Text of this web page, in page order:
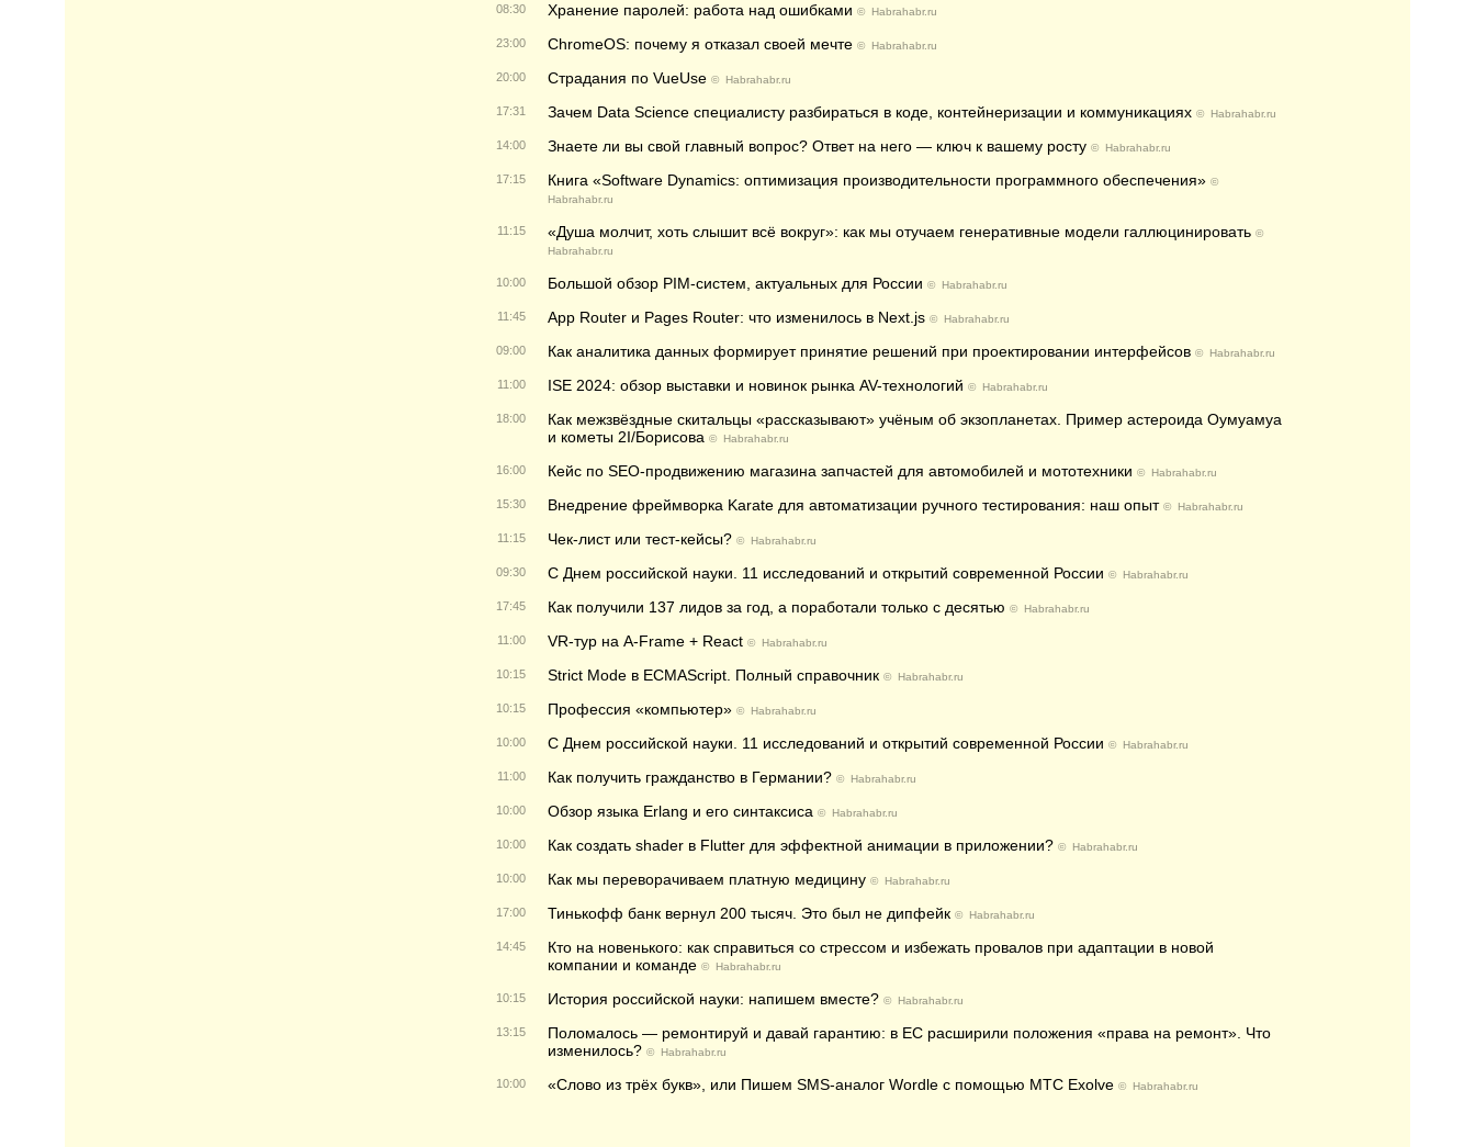
08:30 Хранение паролей: работа над ошибками © Habrahabr.ru
23:00 ChromeOS: почему я отказал своей мечте © Habrahabr.ru
20:00 Страдания по VueUse © Habrahabr.ru
17:31 Зачем Data Science специалисту разбираться в коде, контейнеризации и коммуникациях © Habrahabr.ru
14:00 Знаете ли вы свой главный вопрос? Ответ на него — ключ к вашему росту © Habrahabr.ru
17:15 Книга «Software Dynamics: оптимизация производительности программного обеспечения» ©
Habrahabr.ru
11:15 «Душа молчит, хоть слышит всё вокруг»: как мы отучаем генеративные модели галлюцинировать ©
Habrahabr.ru
10:00 Большой обзор PIM-систем, актуальных для России © Habrahabr.ru
11:45 App Router и Pages Router: что изменилось в Next.js © Habrahabr.ru
09:00 Как аналитика данных формирует принятие решений при проектировании интерфейсов © Habrahabr.ru
11:00 ISE 2024: обзор выставки и новинок рынка AV-технологий © Habrahabr.ru
18:00
Как межзвёздные скитальцы «рассказывают» учёным об экзопланетах. Пример астероида Оумуамуа
и кометы 2I/Борисова © Habrahabr.ru
16:00 Кейс по SEO-продвижению магазина запчастей для автомобилей и мототехники © Habrahabr.ru
15:30 Внедрение фреймворка Karate для автоматизации ручного тестирования: наш опыт © Habrahabr.ru
11:15 Чек-лист или тест-кейсы? © Habrahabr.ru
09:30 С Днем российской науки. 11 исследований и открытий современной России © Habrahabr.ru
17:45 Как получили 137 лидов за год, а поработали только с десятью © Habrahabr.ru
11:00 VR-тур на A-Frame + React © Habrahabr.ru
10:15 Strict Mode в ECMAScript. Полный справочник © Habrahabr.ru
10:15 Профессия «компьютер» © Habrahabr.ru
10:00 С Днем российской науки. 11 исследований и открытий современной России © Habrahabr.ru
11:00 Как получить гражданство в Германии? © Habrahabr.ru
10:00 Обзор языка Erlang и его синтаксиса © Habrahabr.ru
10:00 Как создать shader в Flutter для эффектной анимации в приложении? © Habrahabr.ru
10:00 Как мы переворачиваем платную медицину © Habrahabr.ru
17:00 Тинькофф банк вернул 200 тысяч. Это был не дипфейк © Habrahabr.ru
14:45
Кто на новенького: как справиться со стрессом и избежать провалов при адаптации в новой
компании и команде © Habrahabr.ru
10:15 История российской науки: напишем вместе? © Habrahabr.ru
13:15
Поломалось — ремонтируй и давай гарантию: в ЕС расширили положения «права на ремонт». Что
изменилось? © Habrahabr.ru
10:00 «Слово из трёх букв», или Пишем SMS-аналог Wordle с помощью MTС Exolve © Habrahabr.ru